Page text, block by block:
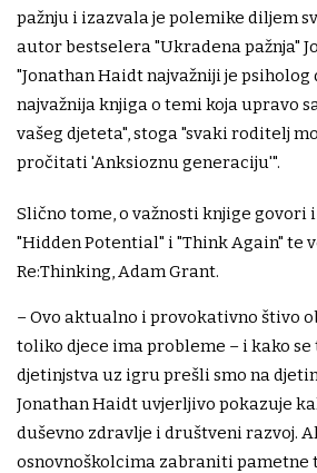
pažnju i izazvala je polemike diljem
autor bestselera "Ukradena pažnja"
"Jonathan Haidt najvažniji je psiholog
najvažnija knjiga o temi koja upravo
vašeg djeteta", stoga "svaki roditelj
pročitati 'Anksioznu generaciju'".
Slično tome, o važnosti knjige govori
"Hidden Potential" i "Think Again" te
Re:Thinking, Adam Grant.
– Ovo aktualno i provokativno štivo
toliko djece ima probleme – i kako se
djetinjstva uz igru prešli smo na
Jonathan Haidt uvjerljivo pokazuje
duševno zdravlje i društveni razvoj.
osnovnoškolcima zabraniti pametne